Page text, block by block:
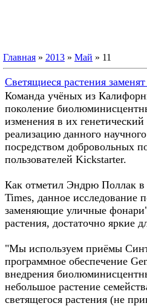
Главная » 2013 » Май » 11
Светящиеся растения
Команда учёных из
поколение
изменения в их
реализацию данного
посредством добровольных
пользователей Kickstarter.
Как отметил Эндрю Поллак в
Times, данное исследование
заменяющие уличные
растения, достаточно яркие
"Мы используем приёмы
программное обеспечение
внедрения
небольшое растение
светящегося растения (не